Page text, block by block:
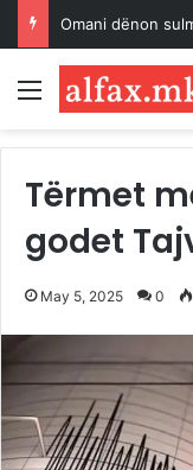
Menu
Tërmet
godet
May 5, 2025 0